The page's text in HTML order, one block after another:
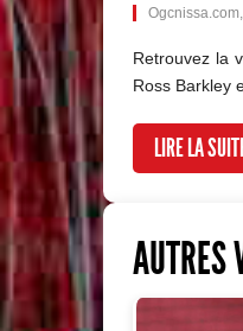
Retrouvez la
Ross Barkley
LIRE LA
AUTRES